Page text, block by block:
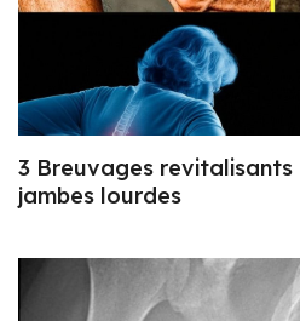
3 Breuvages
jambes lourdes